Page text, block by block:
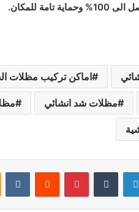
للمكان.
اماكن تركيب مظلات
مظلات شد انشائي